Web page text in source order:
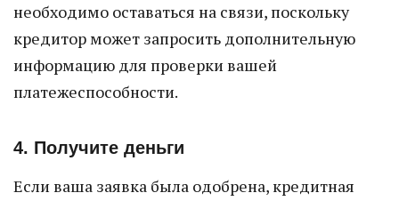
необходимо оставаться на связи, поскольку
кредитор может запросить дополнительную
информацию для проверки вашей
платежеспособности.
4. Получите деньги
Если ваша заявка была одобрена, кредитная